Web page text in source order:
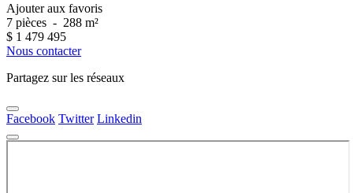
Ajouter aux favoris
7 pièces - 288 m²
$ 1 479 495
Nous contacter
Partagez sur les réseaux
Facebook Twitter Linkedin